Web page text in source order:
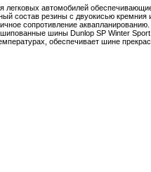
легковых автомобилей
состав резины с двуокисью кремния
сопротивление
шины Dunlop SP Winter
обеспечивает шине